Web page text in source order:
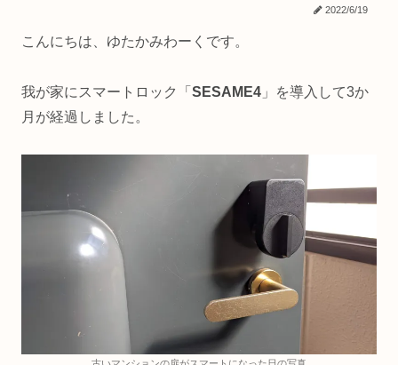
2022/6/19
こんにちは、ゆたかみわーくです。
我が家にスマートロック「 SESAME4 」を導入して3か
月が経過しました。